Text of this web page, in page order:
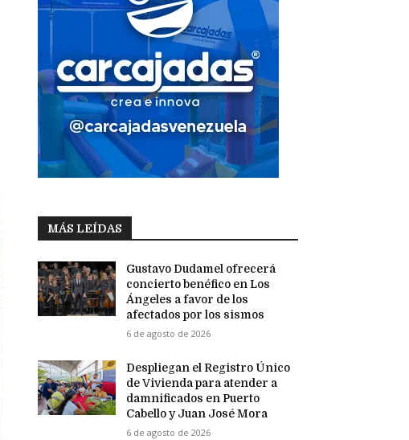
MÁS LEÍDAS
Gustavo Dudamel ofrecerá
concierto benéfico en Los
Ángeles a favor de los
afectados por los sismos
6 de agosto de 2026
Despliegan el Registro Único
de Vivienda para atender a
damnificados en Puerto
Cabello y Juan José Mora
6 de agosto de 2026